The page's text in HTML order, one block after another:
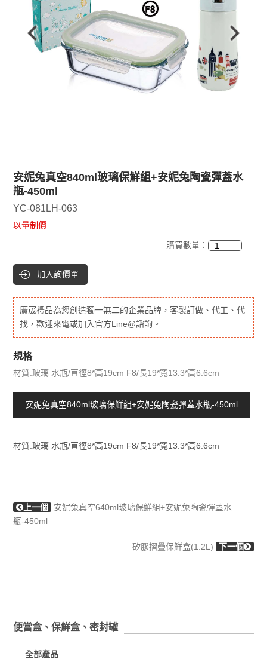
安妮兔真空840ml玻璃保鮮組+安妮兔陶瓷彈蓋水
瓶-450ml
YC-081LH-063
以量制價
購買數量：
加入詢價單
廣宬禮品為您創造獨一無二的企業品牌，客製訂做、代工、代
找，歡迎來電或加入官方Line@諮詢。
規格
材質:玻璃 水瓶/直徑8*高19cm F8/長19*寬13.3*高6.6cm
安妮兔真空840ml玻璃保鮮組+安妮兔陶瓷彈蓋水瓶-450ml
材質:玻璃 水瓶/直徑8*高19cm F8/長19*寬13.3*高6.6cm
上一個
安妮兔真空640ml玻璃保鮮組+安妮兔陶瓷彈蓋水
瓶-450ml
矽膠摺疊保鮮盒(1.2L) 下一個
便當盒、保鮮盒、密封罐
全部產品